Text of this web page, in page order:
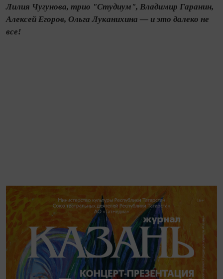
Лилия Чугунова, трио "Студиум", Владимир Гаранин,
Алексей Егоров, Ольга Луканихина — и это далеко не
все!